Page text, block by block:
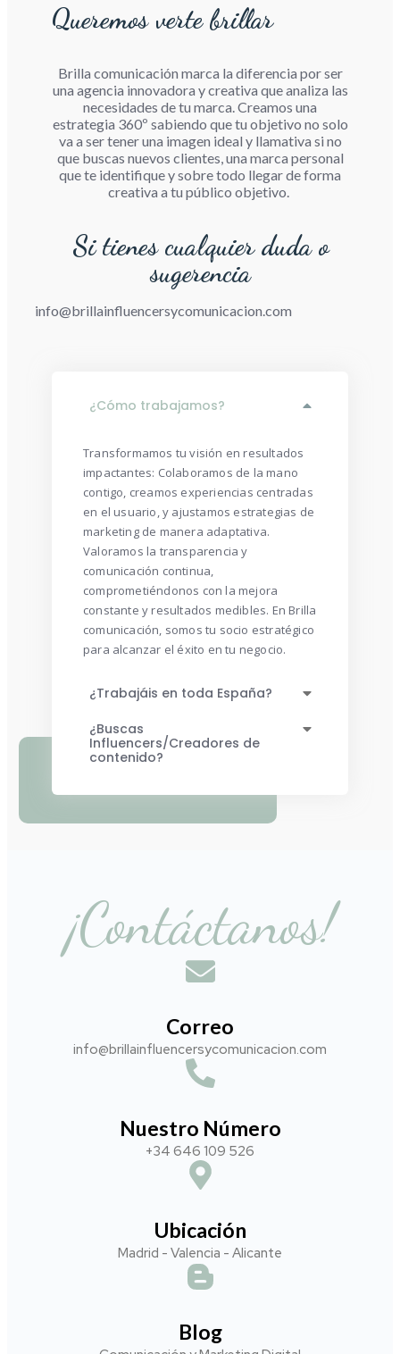
Queremos verte brillar
Brilla comunicación marca la diferencia por ser
una agencia innovadora y creativa que analiza las
necesidades de tu marca. Creamos una
estrategia 360º sabiendo que tu objetivo no solo
va a ser tener una imagen ideal y llamativa si no
que buscas nuevos clientes, una marca personal
que te identifique y sobre todo llegar de forma
creativa a tu público objetivo.
Si tienes cualquier duda o
sugerencia
info@brillainfluencersycomunicacion.com
¿Cómo trabajamos?
Transformamos tu visión en resultados
impactantes: Colaboramos de la mano
contigo, creamos experiencias centradas
en el usuario, y ajustamos estrategias de
marketing de manera adaptativa.
Valoramos la transparencia y
comunicación continua,
comprometiéndonos con la mejora
constante y resultados medibles. En Brilla
comunicación, somos tu socio estratégico
para alcanzar el éxito en tu negocio.
¿Trabajáis en toda España?
¿Buscas
Influencers/Creadores de
contenido?
¡Contáctanos!
Correo
info@brillainfluencersycomunicacion.com​
Nuestro Número
+34 646 109 526
Ubicación
Madrid - Valencia - Alicante
Blog